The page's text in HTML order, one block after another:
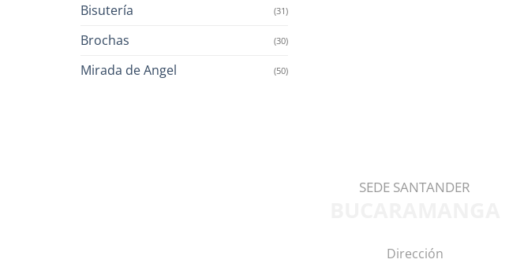
Bisutería (31)
Brochas (30)
Mirada de Angel (50)
SEDE SANTANDER
Dirección